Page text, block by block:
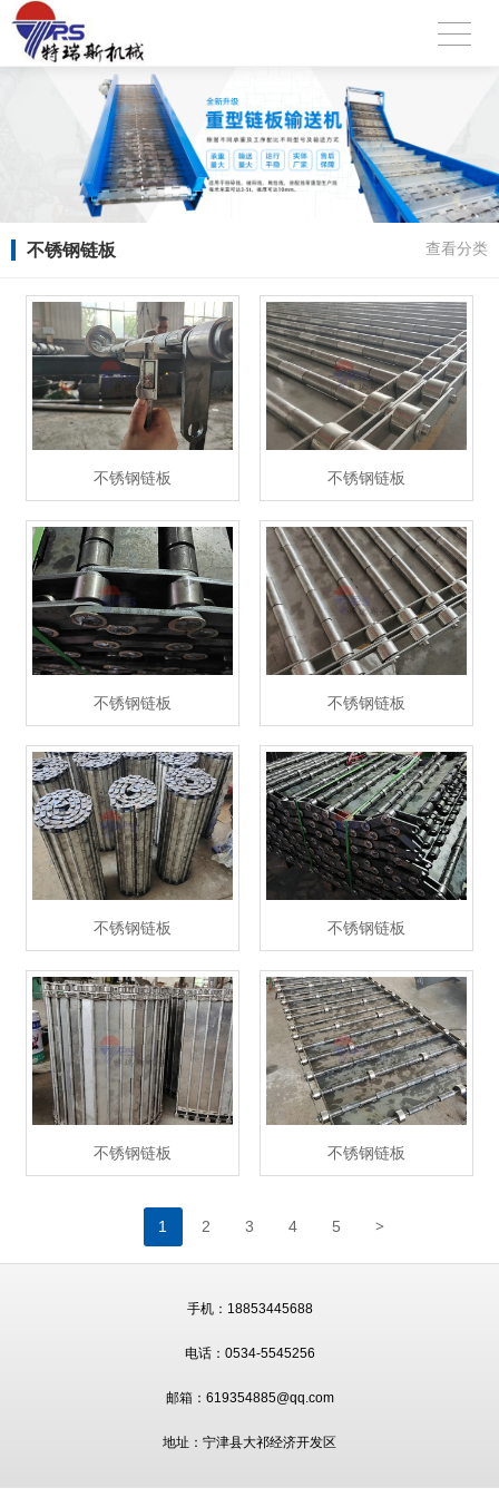
不锈钢链板 查看分类
不锈钢链板 不锈钢链板
不锈钢链板 不锈钢链板
不锈钢链板 不锈钢链板
不锈钢链板 不锈钢链板
1 2 3 4 5 >
手机：18853445688
电话：0534-5545256
邮箱：619354885@qq.com
地址：宁津县大祁经济开发区